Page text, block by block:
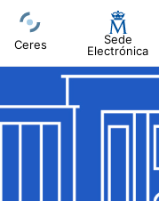
Ceres
Sede
Electrónica
Mostrar/Ocultar